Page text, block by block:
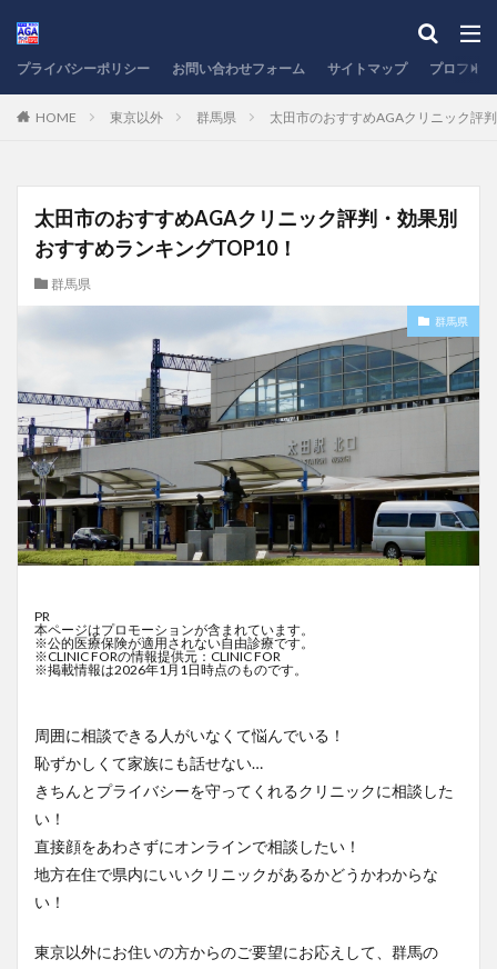
プライバシーポリシー お問い合わせフォーム サイトマップ プロフィ
HOME 東京以外 群馬県 太田市のおすすめAGAクリニック評
太田市のおすすめAGAクリニック評判・効果別
おすすめランキングTOP10！
群馬県
群馬県
PR
本ページはプロモーションが含まれています。
※公的医療保険が適用されない自由診療です。
※CLINIC FORの情報提供元：CLINIC FOR
※掲載情報は2026年1月1日時点のものです。
周囲に相談できる人がいなくて悩んでいる！
恥ずかしくて家族にも話せない…
きちんとプライバシーを守ってくれるクリニックに相談した
い！
直接顔をあわさずにオンラインで相談したい！
地方在住で県内にいいクリニックがあるかどうかわからな
い！
東京以外にお住いの方からのご要望にお応えして、群馬の